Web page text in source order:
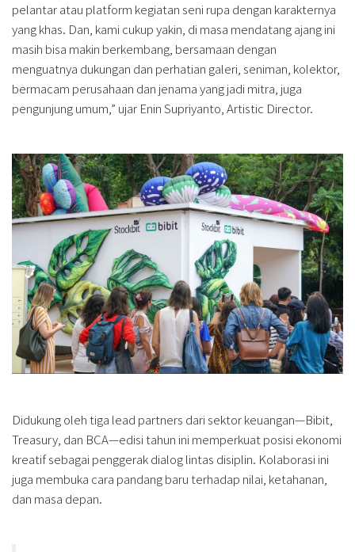
pelantar atau platform kegiatan seni rupa dengan karakternya
yang khas. Dan, kami cukup yakin, di masa mendatang ajang ini
masih bisa makin berkembang, bersamaan dengan
menguatnya dukungan dan perhatian galeri, seniman, kolektor,
bermacam perusahaan dan jenama yang jadi mitra, juga
pengunjung umum,” ujar Enin Supriyanto, Artistic Director.
Didukung oleh tiga lead partners dari sektor keuangan—Bibit,
Treasury, dan BCA—edisi tahun ini memperkuat posisi ekonomi
kreatif sebagai penggerak dialog lintas disiplin. Kolaborasi ini
juga membuka cara pandang baru terhadap nilai, ketahanan,
dan masa depan.